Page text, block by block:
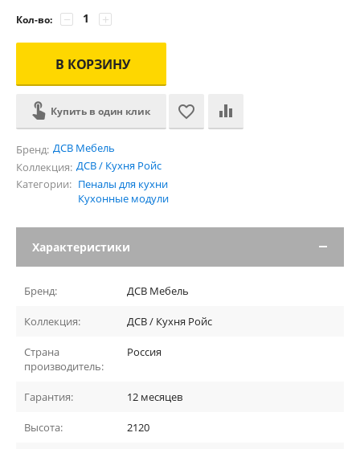
Кол-во: +
−
В КОРЗИНУ
Купить в один клик
Бренд: ДСВ Мебель
Коллекция: ДСВ / Кухня Ройс
Категории: Пеналы для кухни
Кухонные модули
Характеристики
Бренд: ДСВ Мебель
Коллекция: ДСВ / Кухня Ройс
Страна
производитель:
Россия
Гарантия: 12 месяцев
Высота: 2120